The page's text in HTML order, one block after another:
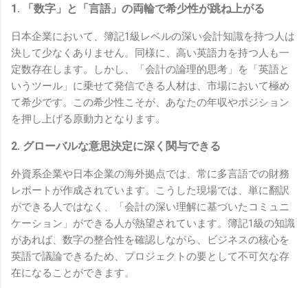
1. 「数字」と「言語」の両輪で希少性が跳ね上がる
日本企業において、簿記1級レベルの深い会計知識を持つ人は
決して少なくありません。同様に、高い英語力を持つ人も一
定数存在します。しかし、「会計の論理的思考」を「英語と
いうツール」に乗せて発信できる人材は、市場において極め
て希少です。この希少性こそが、あなたの年収やポジション
を押し上げる原動力となります。
2. グローバルな意思決定に深く関与できる
外資系企業や日本企業の海外拠点では、常に多言語での財務
レポートが作成されています。こうした現場では、単に翻訳
ができる人ではなく、「会計の深い理解に基づいたコミュニ
ケーション」ができる人が熱望されています。簿記1級の知識
があれば、数字の整合性を確認しながら、ビジネスの核心を
英語で議論できるため、プロジェクトの要として不可欠な存
在になることができます。